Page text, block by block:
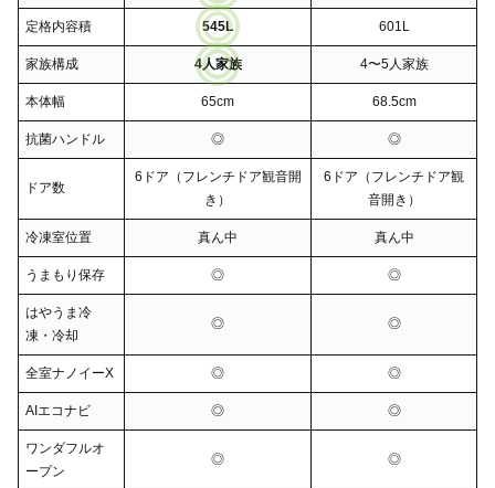
定格内容積 545L 601L
家族構成 4人家族 4〜5人家族
本体幅 65cm 68.5cm
抗菌ハンドル ◎ ◎
ドア数
6ドア（フレンチドア観音開
き）
6ドア（フレンチドア観
音開き）
冷凍室位置 真ん中 真ん中
うまもり保存 ◎ ◎
はやうま冷
凍・冷却
◎ ◎
全室ナノイーX ◎ ◎
AIエコナビ ◎ ◎
ワンダフルオ
ープン
◎ ◎